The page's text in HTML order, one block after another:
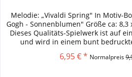
Melodie: „Vivaldi Spring" In Motiv-
Gogh - Sonnenblumen" Größe ca: 8,3
Dieses Qualitäts-Spielwerk ist auf
und wird in einem bunt
6,95 € * Normalpreis